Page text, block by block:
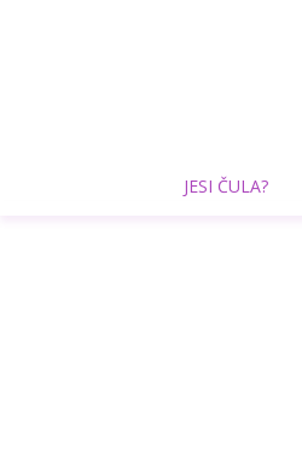
JESI ČULA?